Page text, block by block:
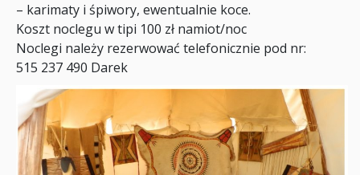
– karimaty i śpiwory, ewentualnie koce.
Koszt noclegu w tipi 100 zł namiot/noc
Noclegi należy rezerwować telefonicznie pod nr:
515 237 490 Darek